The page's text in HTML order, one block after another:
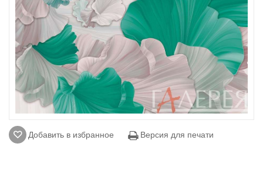
Добавить в избранное Версия для печати